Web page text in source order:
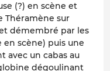
(?) en scène et
Théramène sur
démembré par les
scène) puis une
avec un cabas au
dégoulinant